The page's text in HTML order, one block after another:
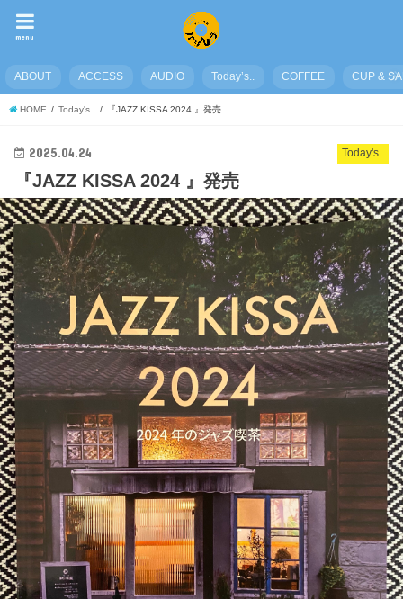
menu
ABOUT ACCESS AUDIO Today’s.. COFFEE CUP &
HOME Today's.. 『JAZZ KISSA 2024 』発売
Today's..
2025.04.24
『JAZZ KISSA 2024 』発売